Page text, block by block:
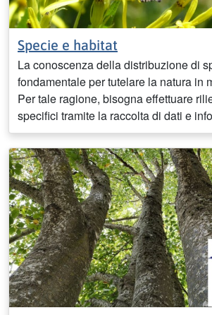
Specie e habitat
La conoscenza della distribuzione di
fondamentale per tutelare la natura in
Per tale ragione, bisogna effettuare
specifici tramite la raccolta di dati e